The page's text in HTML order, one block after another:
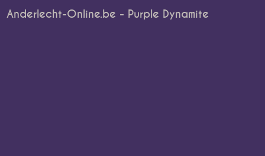
Anderlecht-Online.be - Purple Dynamite